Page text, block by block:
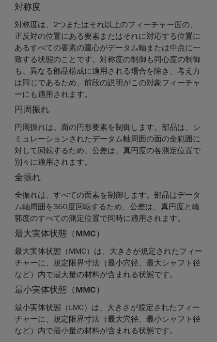
対称度
対称度は、2つまたはそれ以上のフィーチャー面の、
正反対の位置にある要素またはそれに対応する位置に
あるすべての要素の重心がデータム軸または中点に一
致する状態のことです。対称度の制御も同心度の制御
も、異なる部品構成に適用される場合を除き、考え方
は同じであるため、前段の説明がこの対象フィーチャ
ーにも適用されます。
円周振れ
円周振れは、面の円形要素を制御します。部品は、シ
ミュレーションされたデータム軸周囲の面の全範囲に
対して回転するため、公差は、真円度の各測定位置で
別々に適用されます。
全振れ
全振れは、すべての面素を制御します。部品はデータ
ム軸周囲を360度回転するため、公差は、真円度と輪
郭度のすべての測定位置で同時に適用されます。
最大実体状態（MMC）
最大実体状態（MMC）は、大きさが規定されたフィー
チャーに、規定限界寸法（最小穴径、最大シャフト径
など）内で最大量の材料が含まれる状態です。
最小実体状態（MMC）
最小実体状態（LMC）は、大きさが規定されたフィー
チャーに、規定限界寸法（最大穴径、最小シャフト径
など）内で最小量の材料が含まれる状態です。